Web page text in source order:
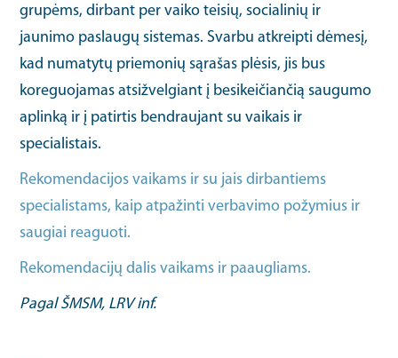
grupėms, dirbant per vaiko teisių, socialinių ir
jaunimo paslaugų sistemas. Svarbu atkreipti dėmesį,
kad numatytų priemonių sąrašas plėsis, jis bus
koreguojamas atsižvelgiant į besikeičiančią saugumo
aplinką ir į patirtis bendraujant su vaikais ir
specialistais.
Rekomendacijos vaikams ir su jais dirbantiems
specialistams, kaip atpažinti verbavimo požymius ir
saugiai reaguoti.
Rekomendacijų dalis vaikams ir paaugliams.
Pagal ŠMSM, LRV inf.